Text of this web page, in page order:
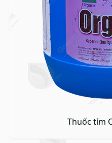
Thuốc tím